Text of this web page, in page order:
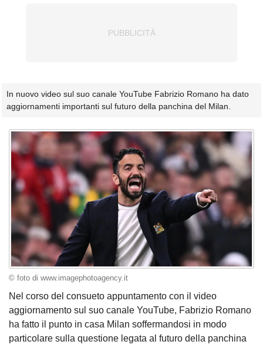
In nuovo video sul suo canale YouTube Fabrizio Romano ha dato
aggiornamenti importanti sul futuro della panchina del Milan.
© foto di www.imagephotoagency.it
Nel corso del consueto appuntamento con il video
aggiornamento sul suo canale YouTube, Fabrizio Romano
ha fatto il punto in casa Milan soffermandosi in modo
particolare sulla questione legata al futuro della panchina